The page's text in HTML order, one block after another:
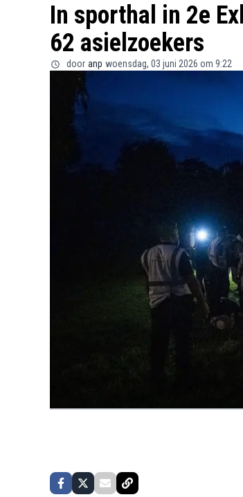
In sporthal in 2e
62 asielzoekers
door anp woensdag, 03 juni 2026 om 9:22